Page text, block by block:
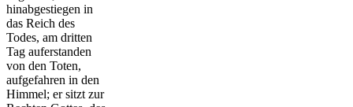
hinabgestiegen in
das Reich des
Todes, am dritten
Tag auferstanden
von den Toten,
aufgefahren in den
Himmel; er sitzt zur